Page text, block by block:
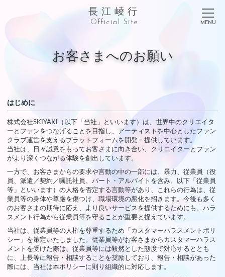
長江崚行
Official Site
お客さまへのお願い
はじめに
株式会社SKIYAKI（以下「当社」といいます）は、世界中のクリエイタ
ーとファンをつなげることを目指し、アーティストを中心としたファン
クラブ運営を支えるプラットフォームを開発・提供しています。
当社は、日々誠意をもってお客さまに向き合い、クリエイターとファン
がより深くつながる体験を創出しています。
一方で、お客さまからの要求や言動の中の一部には、暴力、従業員（役
員、派遣／契約／嘱託社員、パート・アルバイトを含み、以下「従業員
等」といいます）の人格を否定する言動等があり、これらの行為は、従
業員等の身体や尊厳を傷つけ、職場環境の悪化を招きます。今後も多く
のお客さまの期待に応え、より良いサービスを提供するためにも、ハラ
スメント行為から従業員等を守ることが重要と捉えています。
当社は、従業員等の人権を尊重するため「カスタマーハラスメントポリ
シー」を策定いたしました。従業員等がお客さまからカスタマーハラス
メントを受けた際は、従業員等には毅然とした態度で対応するととも
に、上長等に報告・相談することを奨励しており、報告・相談があった
際には、当社は本ポリシーに則り組織的に対応します。